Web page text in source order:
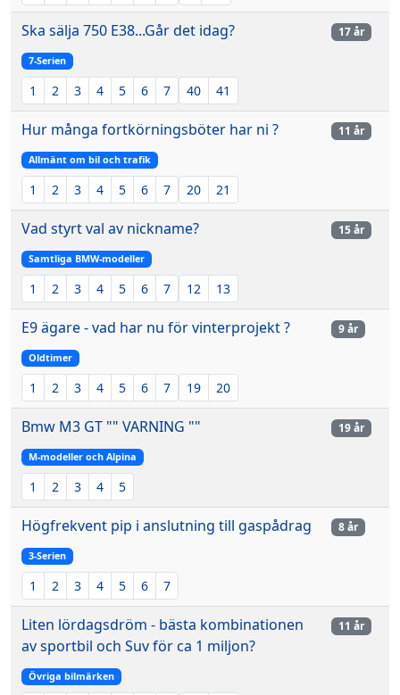
Ska sälja 750 E38...Går det idag?
7-Serien
1 2 3 4 5 6 7 40 41
17 år
Hur många fortkörningsböter har ni ?
Allmänt om bil och trafik
1 2 3 4 5 6 7 20 21
11 år
Vad styrt val av nickname?
Samtliga BMW-modeller
1 2 3 4 5 6 7 12 13
15 år
E9 ägare - vad har nu för vinterprojekt ?
Oldtimer
1 2 3 4 5 6 7 19 20
9 år
Bmw M3 GT "" VARNING ""
M-modeller och Alpina
1 2 3 4 5
19 år
Högfrekvent pip i anslutning till gaspådrag
3-Serien
1 2 3 4 5 6 7
8 år
Liten lördagsdröm - bästa kombinationen
av sportbil och Suv för ca 1 miljon?
Övriga bilmärken
11 år